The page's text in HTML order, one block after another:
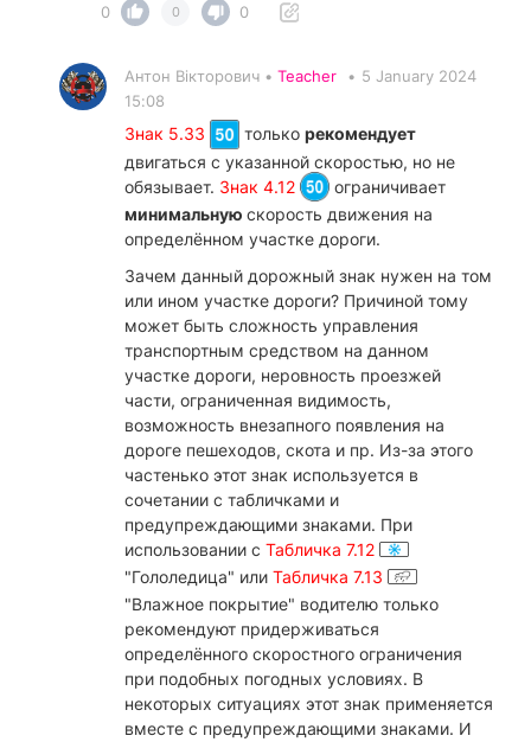
0
0 0
Антон Вікторович • Teacher • 5 January 2024
15:08
Знак 5.33 только рекомендует
двигаться с указанной скоростью, но не
обязывает. Знак 4.12
ограничивает
минимальную скорость движения на
определённом участке дороги.
Зачем данный дорожный знак нужен на том
или ином участке дороги? Причиной тому
может быть сложность управления
транспортным средством на данном
участке дороги, неровность проезжей
части, ограниченная видимость,
возможность внезапного появления на
дороге пешеходов, скота и пр. Из-за этого
частенько этот знак используется в
сочетании с табличками и
предупреждающими знаками. При
использовании с Табличка 7.12
"Гололедица" или Табличка 7.13
"Влажное покрытие" водителю только
рекомендуют придерживаться
определённого скоростного ограничения
при подобных погодных условиях. В
некоторых ситуациях этот знак применяется
вместе с предупреждающими знаками. И